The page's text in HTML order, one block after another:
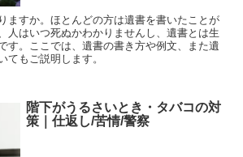
ますか。ほとんどの方は遺書を書いたことが
人はいつ死ぬかわかりませんし、遺書とは生
す。ここでは、遺書の書き方や例文、また遺
てもご説明します。
階下がうるさいとき・タバコの対
策｜仕返し/苦情/警察